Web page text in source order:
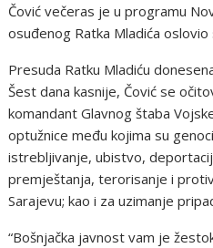
Čović večeras je u programu
osuđenog Ratka Mladića oslovio
Presuda Ratku Mladiću
Šest dana kasnije, Čović se
komandant Glavnog štaba
optužnice među kojima su
istrebljivanje, ubistvo,
premještanja, terorisanje i
Sarajevu; kao i za uzimanje
“Bošnjačka javnost vam je